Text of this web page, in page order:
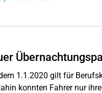
1.1.2020 gilt für
konnten Fahrer nur